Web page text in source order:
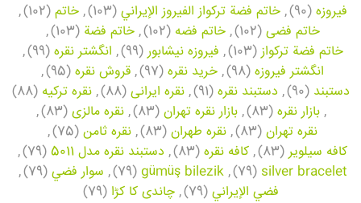
فیروزه (90)
, خاتم فضة تركواز الفيروز الإيراني (103)
, خاتم (102)
,
خاتم فضی (102)
, خاتم فضه (102)
, خاتم فضة (103)
,
خاتم فضة تركواز (103)
, فیروزه نیشابور (99)
, انگشتر نقره (99)
,
انگشتر فیروزه (98)
, خرید نقره (97)
, قروش نقره (95)
,
دستبند (90)
, دستبند نقره (91)
, نقره ایرانی (88)
, نقره ترکیه (88)
, بازار نقره (83)
, بازار نقره تهران (83)
, نقره مالزی (83)
,
نقره تهران (83)
, نقره طهران (83)
, نقره ثامن (75)
,
کافه سیلویر (83)
, کافه نقره (83)
, دستبند نقره مدل 5011 (79)
,
silver bracelet
(79)
,
gümüş bilezik
(79)
, سوار فضي (79)
,
فضي الإيراني (79)
, چاندی کا کڑا (79)